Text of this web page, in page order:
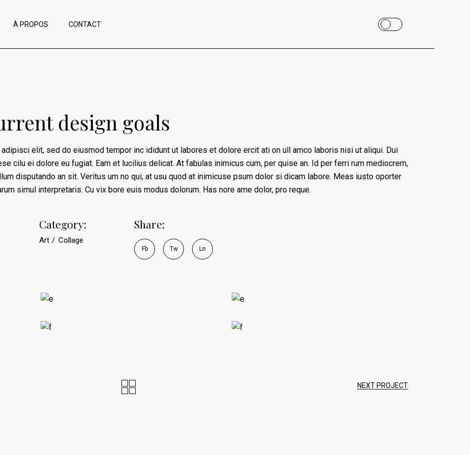
À PROPOS CONTACT
design goals
elit, sed do eiusmod tempor inc ididunt ut labores et dolore ercit ati on ull amco laboris nisi ut aliqui. Dui
cilu ei dolore eu fugiat. Eam et lucilius delicat. At fabulas inimicus cum, per quise an. Id per ferri rum mediocrem,
disputando an sit. Veritus um no qui, at usu quod at inimicuse psum dolor si dicam labore. Meas iusto oporter
simul interpretaris. Cu vix bore euis modus dolorum. Has nore ame dolor, pro reque.
Category:
Art Collage
Share:
Fb Tw Ln
NEXT PROJECT